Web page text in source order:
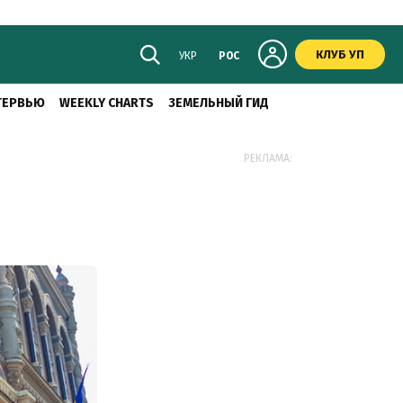
УКР РОС КЛУБ УП
WEEKLY CHARTS ЗЕМЕЛЬНЫЙ ГИД
РЕКЛАМА: